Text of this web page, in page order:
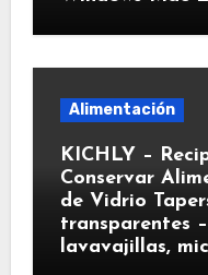
Alimentación
KICHLY –
Conservar
de Vidrio
transparentes
lavavajillas,